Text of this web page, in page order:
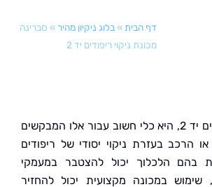
»בלוג ניקיון מהיר »סברינה
מכונת ניקוי ריפודים יד 2
ניקוי ריפודים יד 2, היא כלי חשוב עבור אלו המבקשים
ניקוי יסודי של ריפודים
יכול להצטבר במעמקי
מקצועית יכול להחזיר